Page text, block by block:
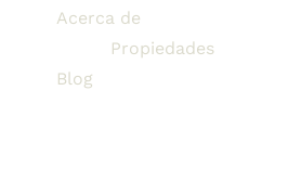
Acerca de
Propiedades
Blog